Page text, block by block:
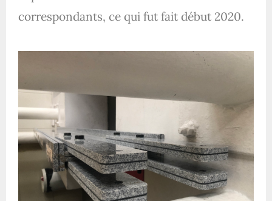
correspondants, ce qui fut fait début 2020.